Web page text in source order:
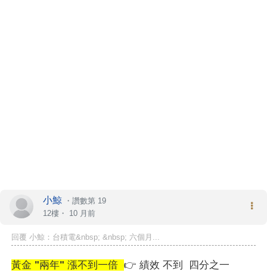
小鯨 ・ 讚數第 19
12樓・ 10 月前
回覆 小鯨：台積電&nbsp; &nbsp; 六個月...
黃金 "兩年" 漲不到一倍 👉 績效 不到 四分之一